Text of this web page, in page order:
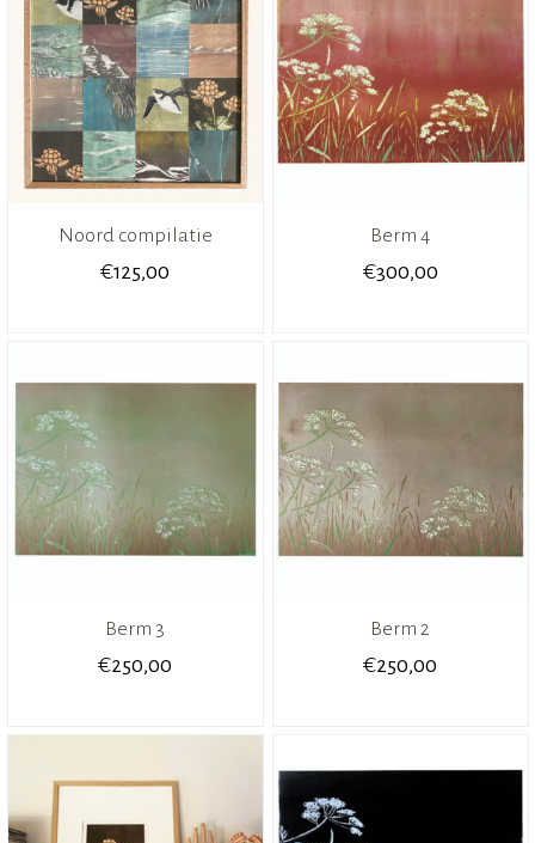
Noord compilatie
€125,00
Berm 4
€300,00
Berm 3
€250,00
Berm 2
€250,00